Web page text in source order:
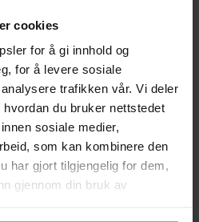
cookies
for å gi innhold og
for å levere sosiale
trafikken vår. Vi deler
du bruker nettstedet
sosiale medier,
som kan kombinere den
har gjort tilgjengelig for dem,
gjennom din bruk av
Sølvkroken
MAGNETDUPPEN 18G
99kr